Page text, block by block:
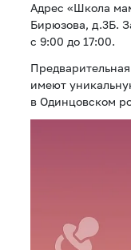
Адрес «Школа
Бирюзова, д.3Б.
с 9:00 до 17:00.
имеют
в Одинцовском